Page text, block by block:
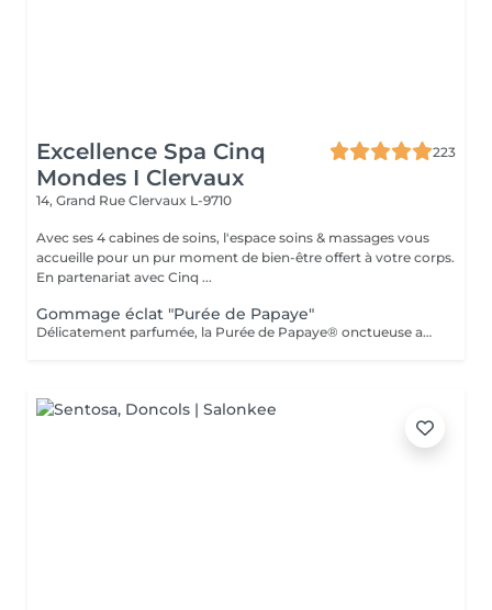
Excellence Spa Cinq
Mondes I Clervaux
223
14, Grand Rue Clervaux L-9710
Avec ses 4 cabines de soins, l'espace soins & massages vous
accueille pour un pur moment de bien-être offert à votre corps.
En partenariat avec Cinq ...
Gommage éclat "Purée de Papaye"
Délicatement parfumée, la Purée de Papaye® onctueuse aux grains fins exfolie et nettoie la peau, ravive son éclat et laisse une douceur subtile, idéal pour les peaux sensibles. La durée de la prestation (45 min) inclut l'installation, le temps de relaxation intégré à nos soins (10 min), ainsi que le temps nécessaire pour se rincer/retirer le produit sous la douche (10 min).